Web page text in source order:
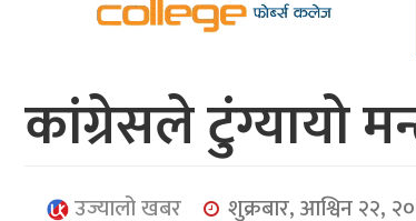
कांग्रेसले टुंग्यायो
उज्यालो खबर शुक्रबार, आश्विन २२,